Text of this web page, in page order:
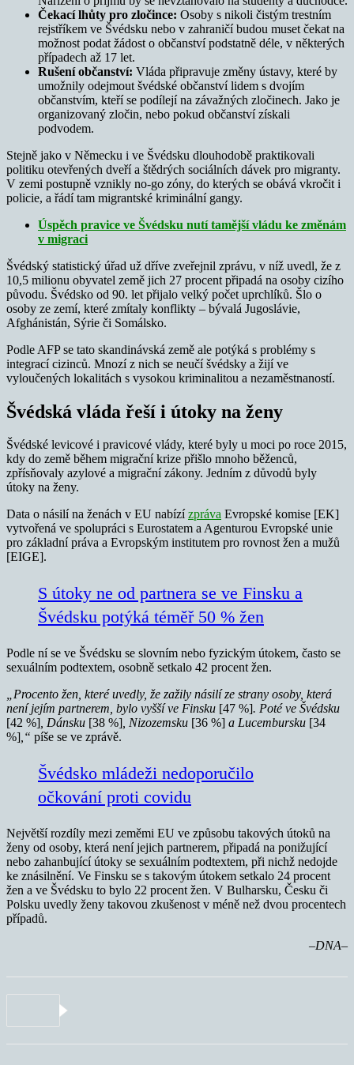
Čekací lhůty pro zločince: Osoby s nikoli čistým trestním
rejstříkem ve Švédsku nebo v zahraničí budou muset čekat na
možnost podat žádost o občanství podstatně déle, v některých
případech až 17 let.
Rušení občanství: Vláda připravuje změny ústavy, které by
umožnily odejmout švédské občanství lidem s dvojím
občanstvím, kteří se podílejí na závažných zločinech. Jako je
organizovaný zločin, nebo pokud občanství získali
podvodem.
Stejně jako v Německu i ve Švédsku dlouhodobě praktikovali
politiku otevřených dveří a štědrých sociálních dávek pro migranty.
V zemi postupně vznikly no-go zóny, do kterých se obává vkročit i
policie, a řádí tam migrantské kriminální gangy.
Úspěch pravice ve Švédsku nutí tamější vládu ke změnám
v migraci
Švédský statistický úřad už dříve zveřejnil zprávu, v níž uvedl, že z
10,5 milionu obyvatel země jich 27 procent připadá na osoby cizího
původu. Švédsko od 90. let přijalo velký počet uprchlíků. Šlo o
osoby ze zemí, které zmítaly konflikty – bývalá Jugoslávie,
Afghánistán, Sýrie či Somálsko.
Podle AFP se tato skandinávská země ale potýká s problémy s
integrací cizinců. Mnozí z nich se neučí švédsky a žijí ve
vyloučených lokalitách s vysokou kriminalitou a nezaměstnaností.
Švédská vláda řeší i útoky na ženy
Švédské levicové i pravicové vlády, které byly u moci po roce 2015,
kdy do země během migrační krize přišlo mnoho běženců,
zpřísňovaly azylové a migrační zákony. Jedním z důvodů byly
útoky na ženy.
Data o násilí na ženách v EU nabízízpráva Evropské komise [EK]
vytvořená ve spolupráci s Eurostatem a Agenturou Evropské unie
pro základní práva a Evropským institutem pro rovnost žen a mužů
[EIGE].
S útoky ne od partnera se ve Finsku a
Švédsku potýká téměř 50 % žen
Podle ní se ve Švédsku se slovním nebo fyzickým útokem, často se
sexuálním podtextem, osobně setkalo 42 procent žen.
„Procento žen, které uvedly, že zažily násilí ze strany osoby, která
není jejím partnerem, bylo vyšší ve Finsku [47 %]. Poté ve Švédsku
[42 %], Dánsku [38 %], Nizozemsku [36 %] a Lucembursku [34
%],“ píše se ve zprávě.
Švédsko mládeži nedoporučilo
očkování proti covidu
Největší rozdíly mezi zeměmi EU ve způsobu takových útoků na
ženy od osoby, která není jejich partnerem, připadá na ponižující
nebo zahanbující útoky se sexuálním podtextem, při nichž nedojde
ke znásilnění. Ve Finsku se s takovým útokem setkalo 24 procent
žen a ve Švédsku to bylo 22 procent žen. V Bulharsku, Česku či
Polsku uvedly ženy takovou zkušenost v méně než dvou procentech
případů.
–DNA–